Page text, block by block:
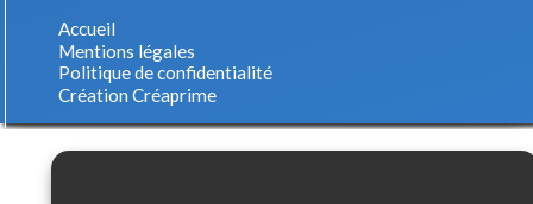
Paramètres avancés des cookies
Accueil
Mentions légales
Politique de confidentialité
Création Créaprime